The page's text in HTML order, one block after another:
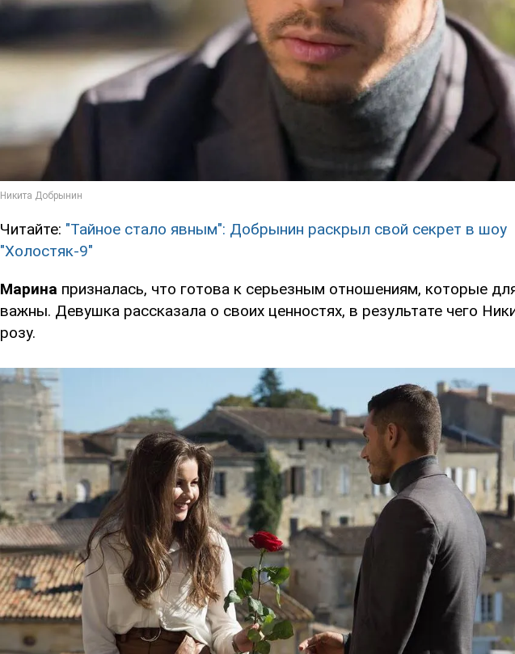
Читайте: "Тайное стало явным": Добрынин раскрыл свой секрет в шоу
"Холостяк-9"
Марина призналась, что готова к серьезным отношениям, которые
важны. Девушка рассказала о своих ценностях, в результате чего
розу.